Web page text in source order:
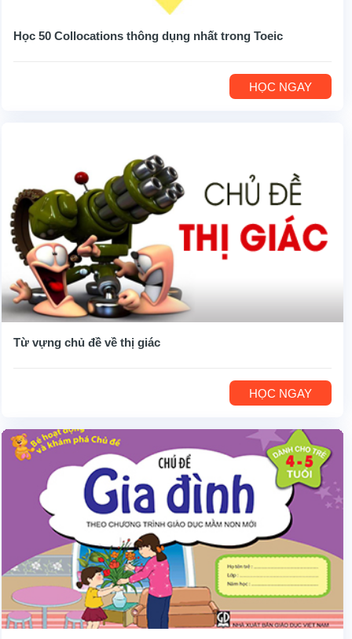
Học 50 Collocations thông dụng nhất trong Toeic
HỌC NGAY
Từ vựng chủ đề về thị giác
HỌC NGAY